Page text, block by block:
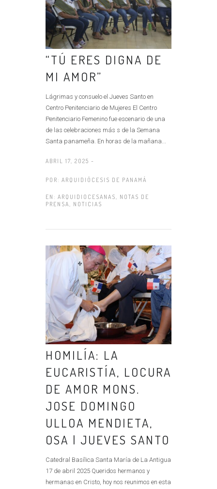
“TÚ ERES DIGNA DE
MI AMOR”
Lágrimas y consuelo el Jueves Santo en
Centro Penitenciario de Mujeres El Centro
Penitenciario Femenino fue escenario de una
de las celebraciones más s de la Semana
Santa panameña. En horas de la mañana...
ABRIL 17, 2025 -
POR: ARQUIDIÓCESIS DE PANAMÁ
EN: ARQUIDIOCESANAS, NOTAS DE
PRENSA, NOTICIAS
HOMILÍA: LA
EUCARISTÍA, LOCURA
DE AMOR MONS.
JOSE DOMINGO
ULLOA MENDIETA,
OSA | JUEVES SANTO
Catedral Basílica Santa María de La Antigua
17 de abril 2025 Queridos hermanos y
hermanas en Cristo, hoy nos reunimos en esta